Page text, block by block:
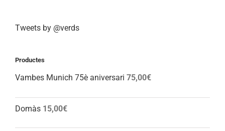
Tweets by @verds
Productes
Vambes Munich 75è aniversari 75,00€
Domàs 15,00€